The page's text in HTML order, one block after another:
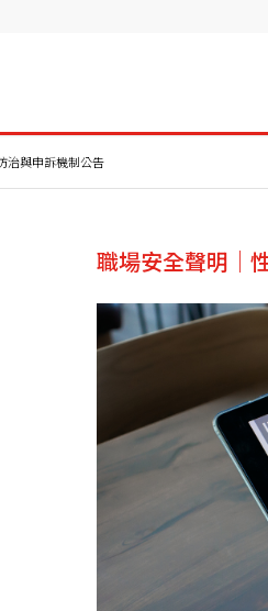
治與申訴機制公告
職場安全聲明｜